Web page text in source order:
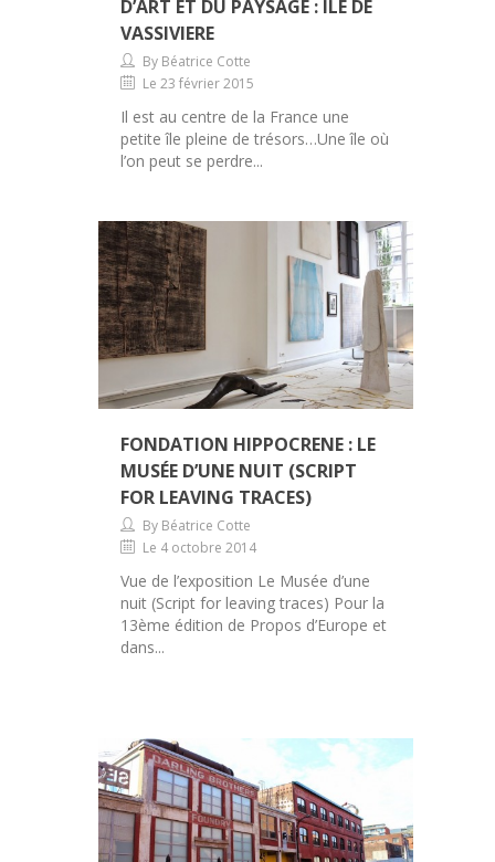
D’ART ET DU PAYSAGE : ÎLE DE
VASSIVIERE
By Béatrice Cotte
Le 23 février 2015
Il est au centre de la France une
petite île pleine de trésors…Une île où
l’on peut se perdre...
FONDATION HIPPOCRENE : LE
MUSÉE D’UNE NUIT (SCRIPT
FOR LEAVING TRACES)
By Béatrice Cotte
Le 4 octobre 2014
Vue de l’exposition Le Musée d’une
nuit (Script for leaving traces) Pour la
13ème édition de Propos d’Europe et
dans...